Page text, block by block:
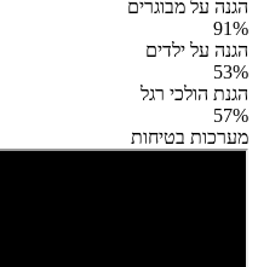
הגנה על מבוגרים
91%
הגנה על ילדים
53%
הגנת הולכי רגל
57%
מערכות בטיחות